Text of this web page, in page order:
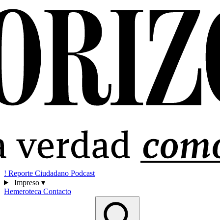
! Reporte Ciudadano Podcast
Impreso ▾
Hemeroteca Contacto